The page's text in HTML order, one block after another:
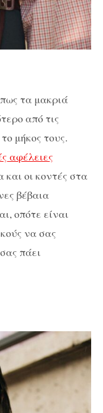
τα μακριά
από τις
μήκος τους.
αφέλειες
οι κοντές στα
βέβαια
οπότε είναι
να σας
πάει